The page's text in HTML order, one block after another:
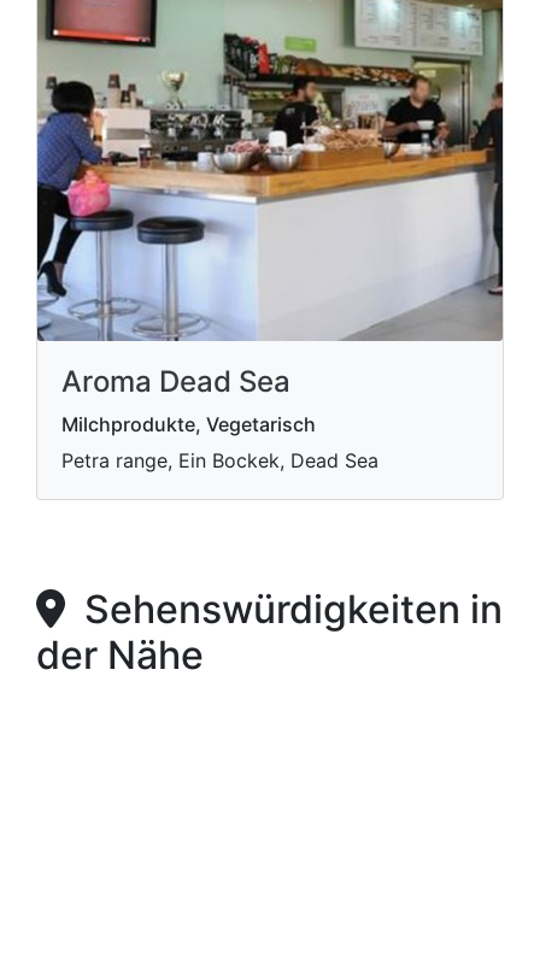
Aroma Dead Sea
Milchprodukte, Vegetarisch
Petra range, Ein Bockek, Dead Sea
Sehenswürdigkeiten in
der Nähe